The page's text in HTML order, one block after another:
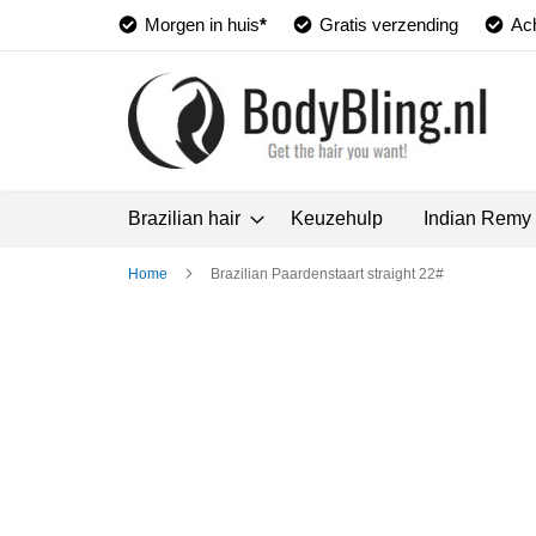
Morgen in huis* Gratis verzending
Brazilian hair Keuzehulp Indian
Home Brazilian Paardenstaart straight 22#